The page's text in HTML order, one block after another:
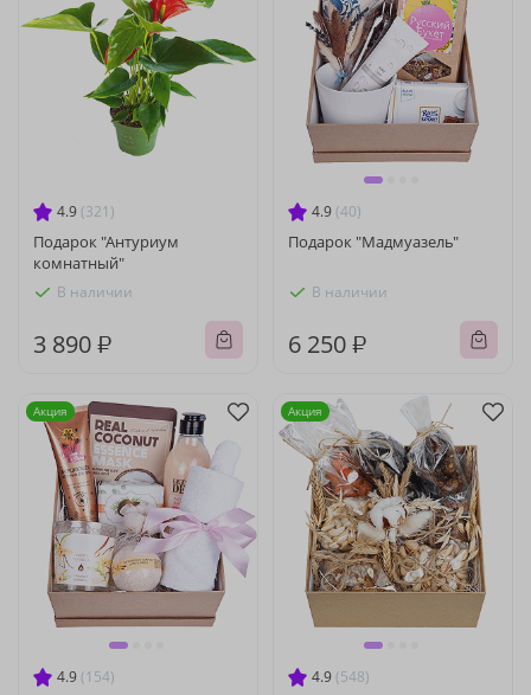
4.9 (321)
Подарок "Антуриум
комнатный"
В наличии
3 890 ₽
4.9 (40)
Подарок "Мадмуазель"
В наличии
6 250 ₽
4.9 (154)
Акция
4.9 (548)
Акция